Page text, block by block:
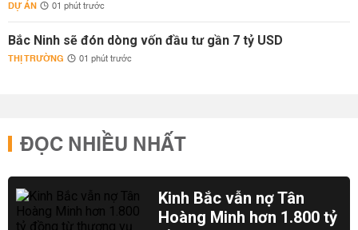
DỰ ÁN 01 phút trước
Bắc Ninh sẽ đón dòng vốn đầu tư gần 7 tỷ USD
THỊ TRƯỜNG 01 phút trước
ĐỌC NHIỀU NHẤT
Kinh Bắc vẫn nợ Tân
Hoàng Minh hơn 1.800 tỷ